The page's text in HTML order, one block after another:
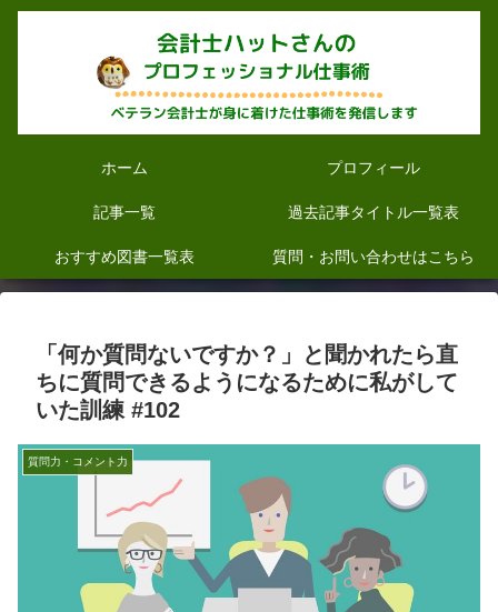
ホーム プロフィール
記事一覧 過去記事タイトル一覧表
おすすめ図書一覧表 質問・お問い合わせはこちら
「何か質問ないですか？」と聞かれたら直
ちに質問できるようになるために私がして
いた訓練 #102
質問力・コメント力